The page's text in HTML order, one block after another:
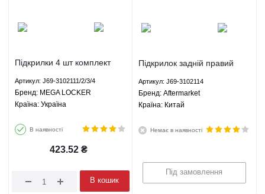
Підкрилки 4 шт комплект
3102111/2/3/4 MEGA
LOCKER
Артикул: J69-3102111/2/3/4
Брeнд: MEGA LOCKER
Країна: Україна
В наявності
423.52 ₴
В кошик
Підкрилок задній правий
Aftermarket
Артикул: J69-3102114
Брeнд: Aftermarket
Країна: Китай
Немає в наявності
Під замовлення